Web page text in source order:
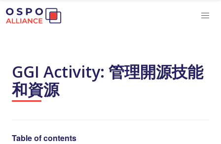
GGI Activity: 管理開源技能
和資源
Table of contents